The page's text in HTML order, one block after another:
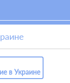
в Украине